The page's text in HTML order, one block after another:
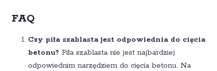
FAQ
Czy piła szablasta jest odpowiednia do cięcia
betonu? Piła szablasta nie jest najbardziej
odpowiednim narzędziem do cięcia betonu. Na